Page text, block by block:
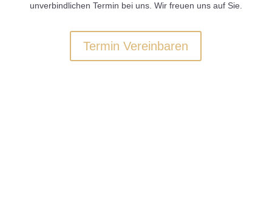
unverbindlichen Termin bei uns. Wir freuen uns auf Sie.
Termin Vereinbaren